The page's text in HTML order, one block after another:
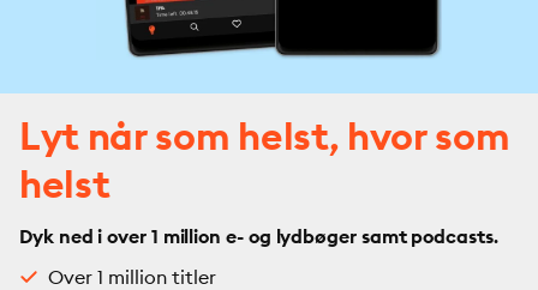
Lyt når som helst, hvor som
helst
Dyk ned i over 1 million e- og lydbøger samt podcasts.
Over 1 million titler